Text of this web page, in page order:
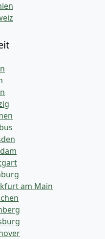
am Main